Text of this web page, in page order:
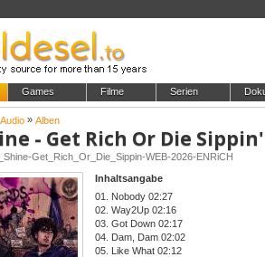
Games Filme Serien
Audio » Alben
- Get Rich Or Die Sippin'
Get_Rich_Or_Die_Sippin-WEB-2026-ENRiCH
Inhaltsangabe
01. Nobody 02:27
02. Way2Up 02:16
03. Got Down 02:17
04. Dam, Dam 02:02
05. Like What 02:12